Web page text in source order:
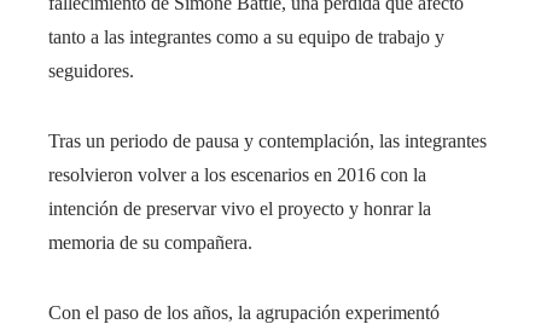
tanto a las integrantes como a su equipo de trabajo y
seguidores.
Tras un periodo de pausa y contemplación, las integrantes
resolvieron volver a los escenarios en 2016 con la
intención de preservar vivo el proyecto y honrar la
memoria de su compañera.
Con el paso de los años, la agrupación experimentó